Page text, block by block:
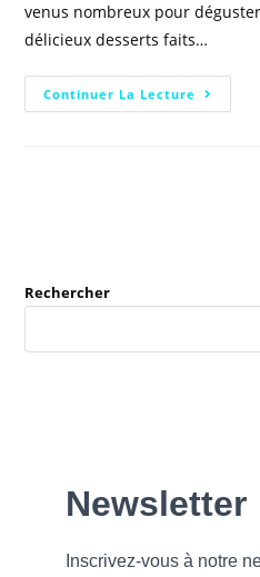
venus nombreux pour
délicieux desserts faits…
Continuer La Lecture
Rechercher
Newsletter
Inscrivez-vous à notre